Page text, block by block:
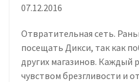
07.12.2016
Отвратительная сеть.
посещать Дикси, так как
других магазинов. Каждый
чувством брезгливости и